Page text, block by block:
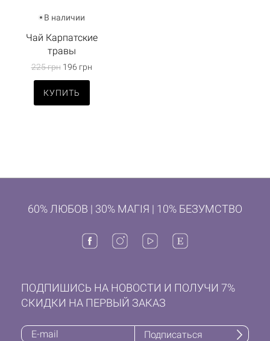
В наличии
Чай Карпатские
травы
225 грн196 грн
КУПИТЬ
60% ЛЮБОВ | 30% МАГІЯ | 10% БЕЗУМСТВО
ПОДПИШИСЬ НА НОВОСТИ И ПОЛУЧИ 7%
СКИДКИ НА ПЕРВЫЙ ЗАКАЗ
Подписаться